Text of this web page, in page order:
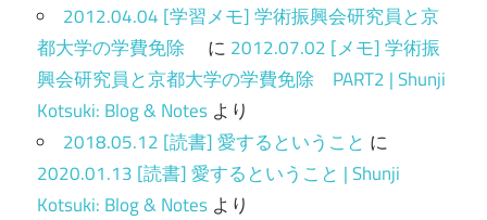
2012.04.04 [学習メモ] 学術振興会研究員と京
都大学の学費免除
に 2012.07.02 [メモ] 学術振
興会研究員と京都大学の学費免除 PART2 | Shunji
Kotsuki: Blog & Notes より
2018.05.12 [読書] 愛するということ に
2020.01.13 [読書] 愛するということ | Shunji
Kotsuki: Blog & Notes より